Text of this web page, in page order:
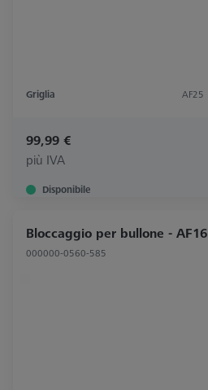
Griglia AF25
99,99 €
più IVA
Disponibile
Bloccaggio per bullone - AF16
000000-0560-585